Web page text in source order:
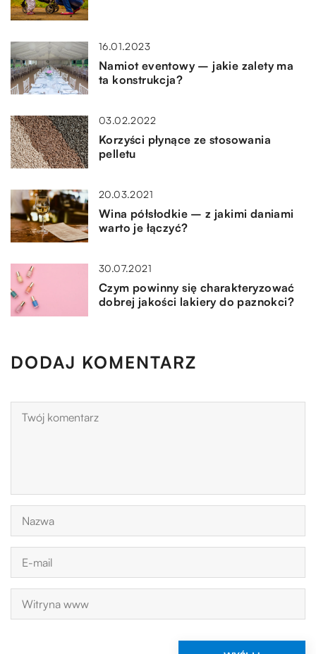
16.01.2023
Namiot eventowy – jakie zalety ma
ta konstrukcja?
03.02.2022
Korzyści płynące ze stosowania
pelletu
20.03.2021
Wina półsłodkie – z jakimi daniami
warto je łączyć?
30.07.2021
Czym powinny się charakteryzować
dobrej jakości lakiery do paznokci?
DODAJ KOMENTARZ